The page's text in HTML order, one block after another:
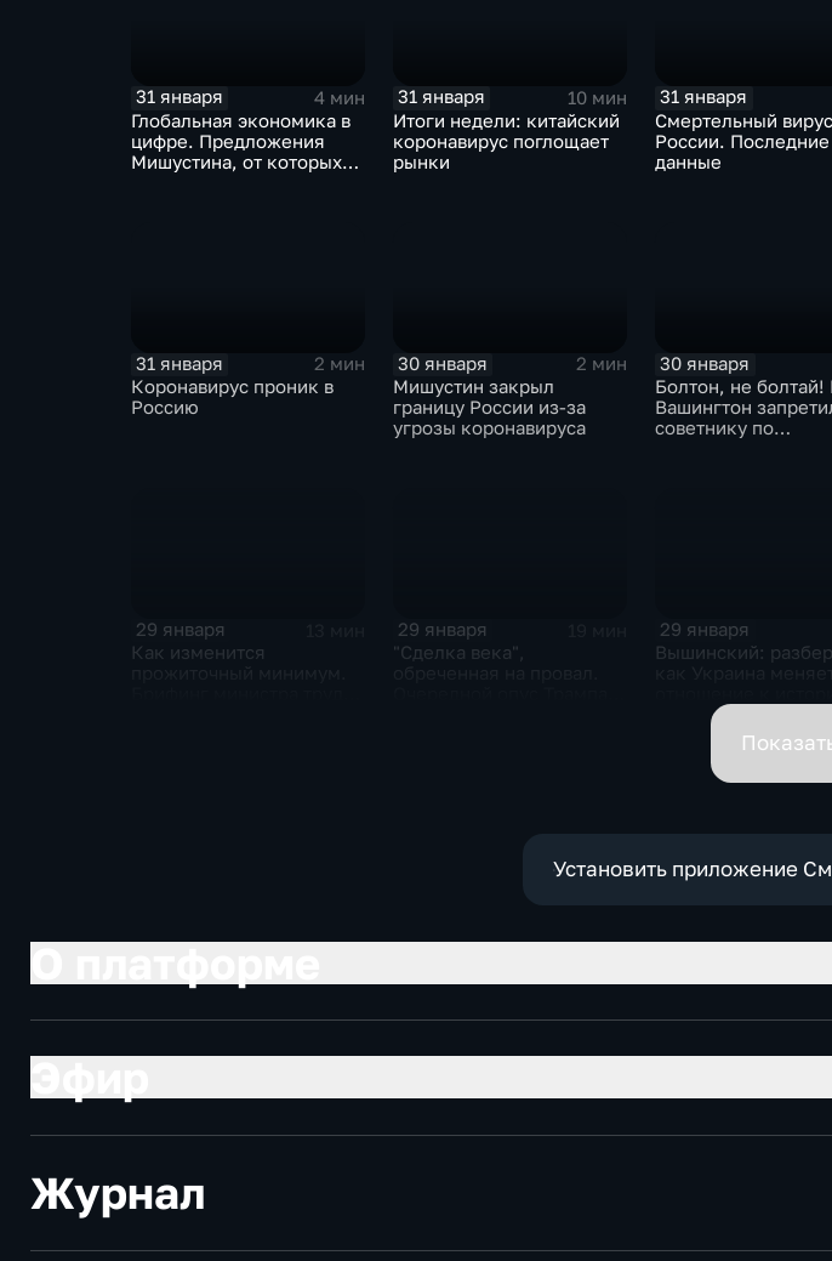
31 января
4 мин
Глобальная экономика в
цифре. Предложения
Мишустина, от которых
31 января
10 мин
Итоги недели: китайский
коронавирус поглощает
рынки
31 января
Смертельный
России. Последние
данные
31 января
2 мин
Коронавирус проник в
Россию
30 января
2 мин
Мишустин закрыл
границу России из-за
угрозы коронавируса
30 января
Болтон, не болтай!
Вашингтон
советнику по
29 января
Как изменится
29 января
"Сделка века",
29 января
Вышинский:
почему
Установить приложение
Журнал